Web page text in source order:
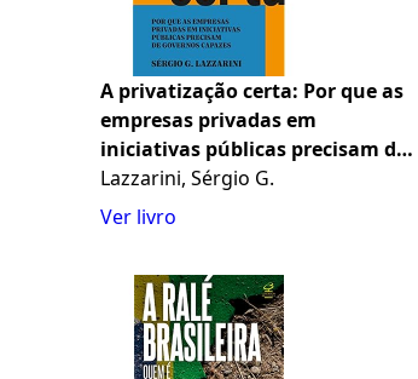
A privatização certa: Por que as
empresas privadas em
iniciativas públicas precisam de
governos capazes
Lazzarini, Sérgio G.
Ver livro